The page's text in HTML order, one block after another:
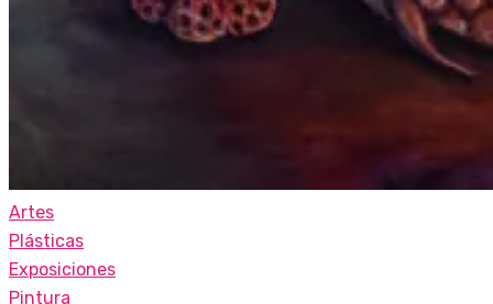
Artes
Plásticas
Exposiciones
Pintura